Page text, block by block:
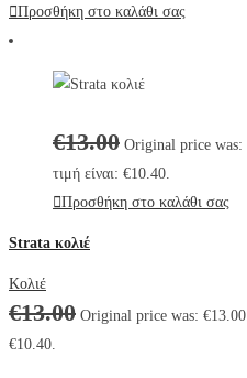
Προσθήκη στο καλάθι σας
€13.00 Original price was:
τιμή είναι: €10.40.
Προσθήκη στο καλάθι σας
Strata κολιέ
Κολιέ
€13.00 Original price was:
€10.40.